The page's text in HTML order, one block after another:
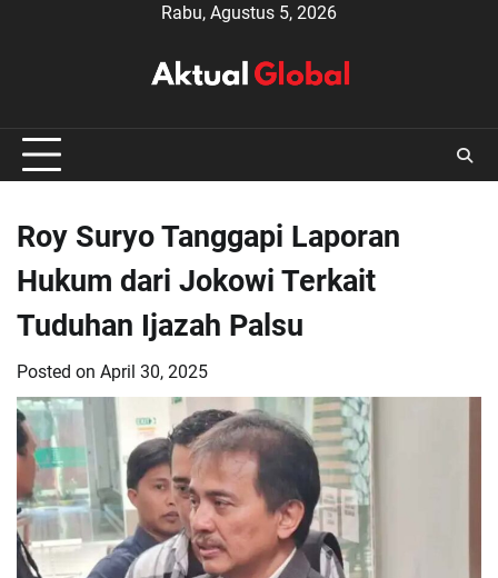
Rabu, Agustus 5, 2026
Roy Suryo Tanggapi Laporan
Hukum dari Jokowi Terkait
Tuduhan Ijazah Palsu
Posted on April 30, 2025